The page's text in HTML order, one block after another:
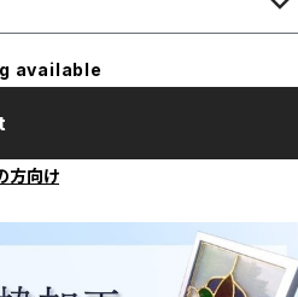
available
方向け